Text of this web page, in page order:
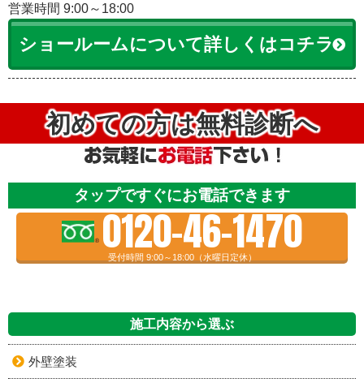
営業時間 9:00～18:00
ショールームについて詳しくはコチラ
初めての方は無料診断へ
タップですぐにお電話できます
0120-46-1470
受付時間 9:00～18:00（水曜日定休）
施工内容から選ぶ
外壁塗装